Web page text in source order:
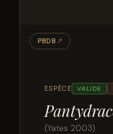
ESPÈCE VALIDE
(Yates 2003)
PBDB ↗